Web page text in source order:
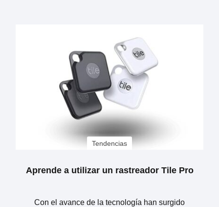
Tendencias
Aprende a utilizar un rastreador Tile Pro
Con el avance de la tecnología han surgido